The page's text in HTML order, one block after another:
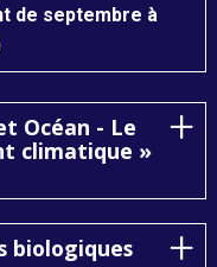
de septembre à
Océan - Le
climatique »
biologiques